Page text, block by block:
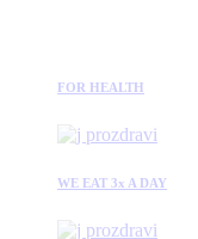
FOR HEALTH
WE EAT 3x A DAY